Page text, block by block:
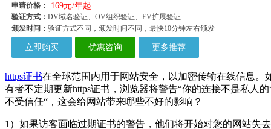
申请价格： 169元/年起
验证方式： DV域名验证、OV组织验证、EV扩展验证
颁发时间： 验证方式不同，颁发时间不同，最快10分钟左右颁发
立即购买 优惠咨询 更多推荐
https证书在全球范围内用于网站安全，以加密传输在线信息。
有者不定期更新https证书，浏览器将警告“你的连接不是私人的
不受信任“，这会给网站带来哪些不好的影响？
1）如果访客面临过期证书的警告，他们将开始对您的网站失